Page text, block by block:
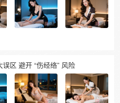
区 避开 “伤经络” 风险